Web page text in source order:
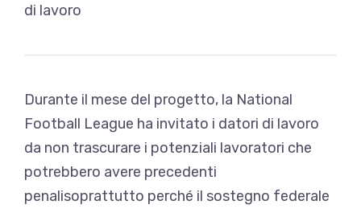
di lavoro
Durante il mese del progetto, la National
Football League ha invitato i datori di lavoro
da non trascurare i potenziali lavoratori che
potrebbero avere precedenti
penalisoprattutto perché il sostegno federale